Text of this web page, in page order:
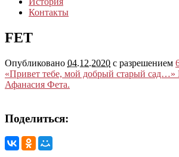
Контакты
FET
Опубликовано 04.12.2020 с разрешением
«Привет тебе, мой добрый старый
Афанасия Фета.
Поделиться: